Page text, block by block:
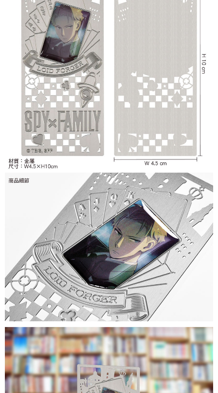
每筆NT$65，滿NT$1,300(含以上)免運費
(不開放使用，請勿選取）
每筆NT$9,999
7-11取貨付款
每筆NT$65，滿NT$1,300(含以上)免運費
付款後7-11取貨
每筆NT$65，滿NT$1,300(含以上)免運費
宅配-木棉花樂園專用
每筆NT$100，滿NT$1,300(含以上)免運費
宅配-離島(澎湖/金門/馬祖)-木棉花樂園專用
每筆NT$220
黑貓宅配-貨到付款
查看運費